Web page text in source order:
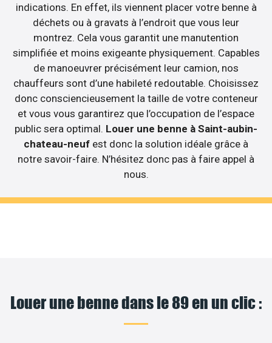
indications. En effet, ils viennent placer votre benne à
déchets ou à gravats à l’endroit que vous leur
montrez. Cela vous garantit une manutention
simplifiée et moins exigeante physiquement. Capables
de manoeuvrer précisément leur camion, nos
chauffeurs sont d’une habileté redoutable. Choisissez
donc consciencieusement la taille de votre conteneur
et vous vous garantirez que l’occupation de l’espace
public sera optimal. Louer une benne à Saint-aubin-
chateau-neuf est donc la solution idéale grâce à
notre savoir-faire. N’hésitez donc pas à faire appel à
nous.
Louer une benne dans le 89 en un clic :